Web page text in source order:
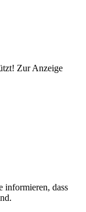
Zur Anzeige
informieren, dass